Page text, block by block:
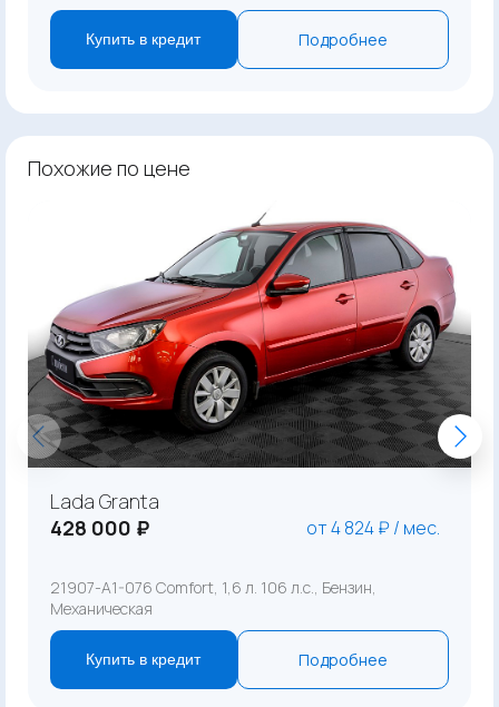
Купить в кредит Подробнее
Похожие по цене
Lada Granta
428 000 ₽
от 4 824 ₽ / мес.
21907-A1-076 Comfort, 1,6 л. 106 л.с., Бензин,
Механическая
Купить в кредит Подробнее